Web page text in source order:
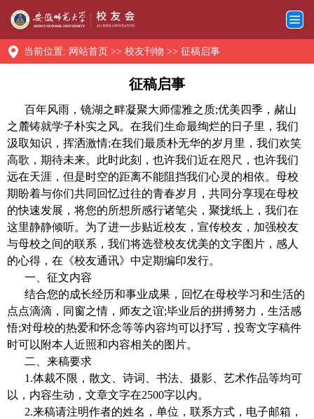
当前位置: 网站首页 >> 校友刊物 >> 征稿启事
征稿启事
百年风雨，镜湖之畔凝聚大师儒雅之质;优美四季，赭山
之麓铸就学子朴实之风。在我们生命最绚烂的日子里，我们
汲取知识，挥洒激情;在我们最质朴无华的岁月里，我们欢笑
高歌，期待未来。此时此刻，也许我们近在咫尺，也许我们
远在天涯，但是时空的距离不能阻挡我们心灵的相依。母校
期盼着与你们共同回忆过往的青春岁月，共同分享现在母校
的快速发展，将您的所想所感行诸笔尖，聚拢纸上，我们在
这里静静倾听。为了进一步贴近校友，宣传校友，加强校友
与母校之间的联系，我们将选登校友优美的文字图片，感人
的心得，在《校友通讯》中定期编印发行。
一、征文内容
结合您的成长经历和事业成果，回忆在母校学习和生活的
点点滴滴，同窗之情，师友之谊;毕业后的拼搏努力，生活感
悟;对母校的热爱和怀念等等内容均可以抒写，投寄文字稿件
时可以附本人近照和内容相关的图片。
二、来稿要求
1.体裁不限，散文、诗词、书法、摄影、艺术作品等均可
以，内容生动，文章文字在2500字以内。
2.来稿请注明作者的姓名，单位，联系方式，电子邮箱，